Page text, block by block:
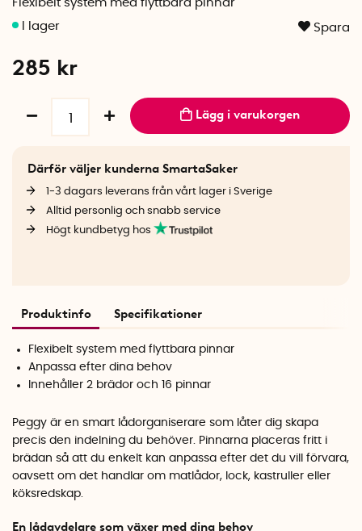
Flexibelt system med flyttbara pinnar
Spara
285 kr
Lägg i varukorgen
Därför väljer kunderna SmartaSaker
1-3 dagars leverans från vårt lager i Sverige
Alltid personlig och snabb service
Högt kundbetyg hos
Produktinfo Specifikationer
Flexibelt system med flyttbara pinnar
Anpassa efter dina behov
Innehåller 2 brädor och 16 pinnar
Peggy är en smart lådorganiserare som låter dig skapa
precis den indelning du behöver. Pinnarna placeras fritt i
brädan så att du enkelt kan anpassa efter det du vill förvara,
oavsett om det handlar om matlådor, lock, kastruller eller
köksredskap.
En lådavdelare som växer med dina behov